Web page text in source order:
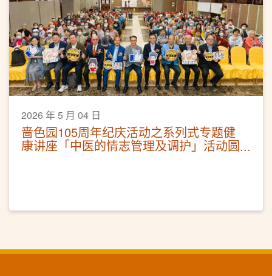
2026 年 5 月 04 日
啬色园105周年纪庆活动之系列式专题健
康讲座「中医的情志管理及调护」活动圆